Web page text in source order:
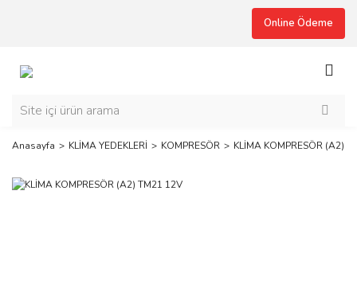
Online Ödeme
Anasayfa KLİMA YEDEKLERİ KOMPRESÖR KLİMA KOMPRESÖR (A2)